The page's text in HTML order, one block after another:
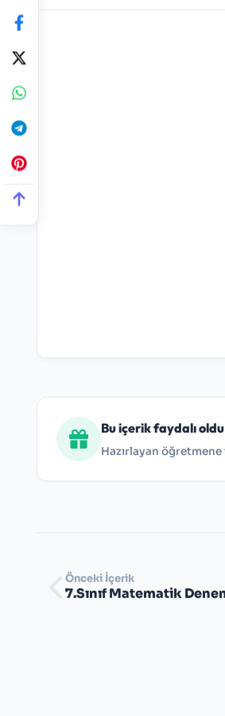
Bu içerik faydalı
Hazırlayan
Önceki İçerik
7.Sınıf Matematik